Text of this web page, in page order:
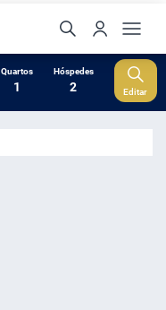
Quartos
1
Hóspedes
2 Editar